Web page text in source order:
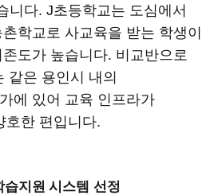
니다. J초등학교는 도심에서
학교로 사교육을 받는 학생이
도가 높습니다. 비교반으로
같은 용인시 내의
에 있어 교육 인프라가
호한 편입니다.
습지원 시스템 선정